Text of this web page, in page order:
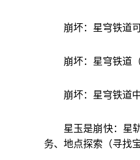
崩坏：星穹铁道
崩坏：星穹铁道
崩坏：星穹铁道
星玉是崩快：星
务、地点探索（寻找